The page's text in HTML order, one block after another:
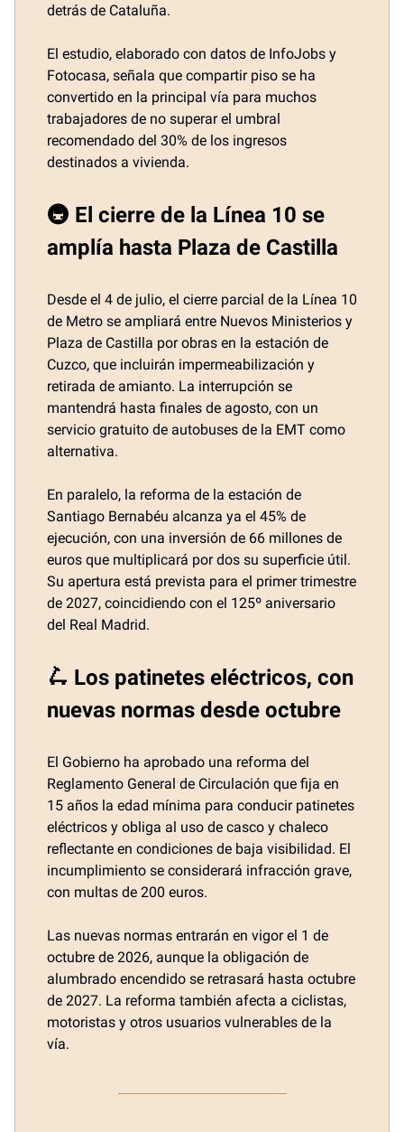
detrás de Cataluña.
El estudio, elaborado con datos de InfoJobs y
Fotocasa, señala que compartir piso se ha
convertido en la principal vía para muchos
trabajadores de no superar el umbral
recomendado del 30% de los ingresos
destinados a vivienda.
🚇 El cierre de la Línea 10 se
amplía hasta Plaza de Castilla
Desde el 4 de julio, el cierre parcial de la Línea 10
de Metro se ampliará entre Nuevos Ministerios y
Plaza de Castilla por obras en la estación de
Cuzco, que incluirán impermeabilización y
retirada de amianto. La interrupción se
mantendrá hasta finales de agosto, con un
servicio gratuito de autobuses de la EMT como
alternativa.
En paralelo, la reforma de la estación de
Santiago Bernabéu alcanza ya el 45% de
ejecución, con una inversión de 66 millones de
euros que multiplicará por dos su superficie útil.
Su apertura está prevista para el primer trimestre
de 2027, coincidiendo con el 125º aniversario
del Real Madrid.
🛴 Los patinetes eléctricos, con
nuevas normas desde octubre
El Gobierno ha aprobado una reforma del
Reglamento General de Circulación que fija en
15 años la edad mínima para conducir patinetes
eléctricos y obliga al uso de casco y chaleco
reflectante en condiciones de baja visibilidad. El
incumplimiento se considerará infracción grave,
con multas de 200 euros.
Las nuevas normas entrarán en vigor el 1 de
octubre de 2026, aunque la obligación de
alumbrado encendido se retrasará hasta octubre
de 2027. La reforma también afecta a ciclistas,
motoristas y otros usuarios vulnerables de la
vía.